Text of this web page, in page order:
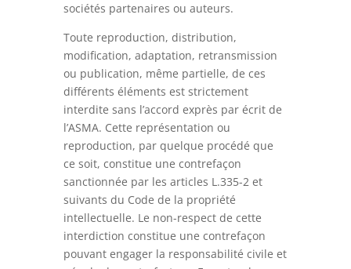
sociétés partenaires ou auteurs.
Toute reproduction, distribution,
modification, adaptation, retransmission
ou publication, même partielle, de ces
différents éléments est strictement
interdite sans l’accord exprès par écrit de
l’ASMA. Cette représentation ou
reproduction, par quelque procédé que
ce soit, constitue une contrefaçon
sanctionnée par les articles L.335-2 et
suivants du Code de la propriété
intellectuelle. Le non-respect de cette
interdiction constitue une contrefaçon
pouvant engager la responsabilité civile et